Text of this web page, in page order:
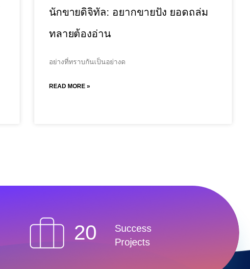
นักขายดิจิทัล: อยากขายปัง ยอดถล่ม
ทลายต้องอ่าน
อย่างที่ทราบกันเป็นอย่างด
READ MORE »
20
Success
Projects